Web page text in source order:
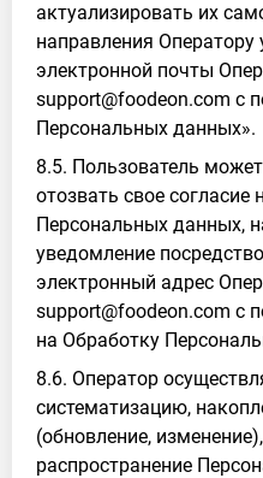
актуализировать их
направления
электронной почты
support@foodeon.com с
Персональных данных».
8.5. Пользователь
отозвать свое согласие
Персональных данных,
уведомление
электронный адрес
support@foodeon.com с
на Обработку
8.6. Оператор
систематизацию,
(обновление,
распространение